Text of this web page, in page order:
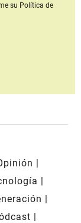
su Política de